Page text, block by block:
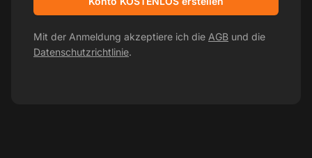
Mit der Anmeldung akzeptiere ich die AGB und die
Datenschutzrichtlinie.